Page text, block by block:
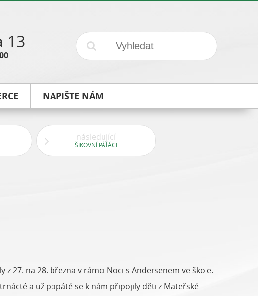
13
NAPIŠTE NÁM
následující
ŠIKOVNÍ PÁŤÁCI
z 27. na 28. března v rámci Noci s Andersenem ve škole.
a už popáté se k nám připojily děti z Mateřské